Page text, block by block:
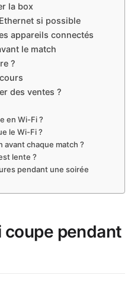
la box
si possible
appareils connectés
le match
?
des ventes ?
en Wi-Fi ?
le Wi-Fi ?
chaque match ?
lente ?
pendant une soirée
coupe pendant